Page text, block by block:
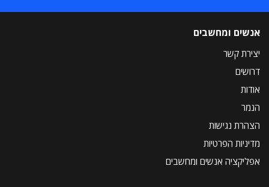
אנשים ומחשבים
יצירת קשר
דרושים
אודות
הנמר
הצהרת נגישות
מדיניות הפרטיות
אפליקציה אנשים ומחשבים